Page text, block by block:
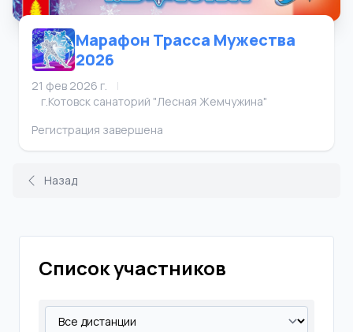
Марафон Трасса Мужества
2026
21 фев 2026 г.
|
г.Котовск санаторий "Лесная Жемчужина"
Регистрация завершена
Назад
Список участников